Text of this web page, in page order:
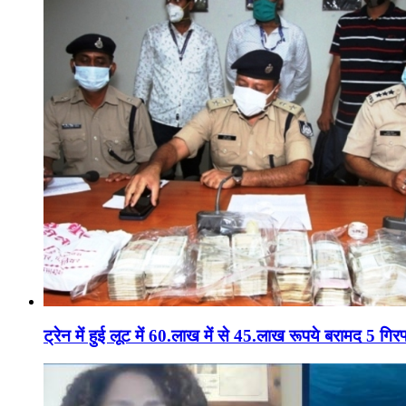
ट्रेन में हुई लूट में 60.लाख में से 45.लाख रूपये बरामद 5